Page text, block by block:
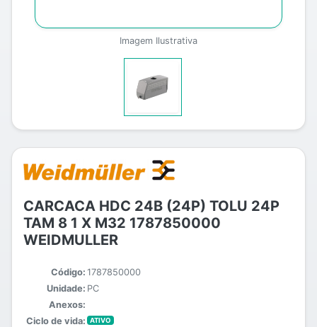
Imagem Ilustrativa
CARCACA HDC 24B (24P) TOLU 24P
TAM 8 1 X M32 1787850000
WEIDMULLER
Código: 1787850000
Unidade: PC
Anexos:
Ciclo de vida:
ATIVO